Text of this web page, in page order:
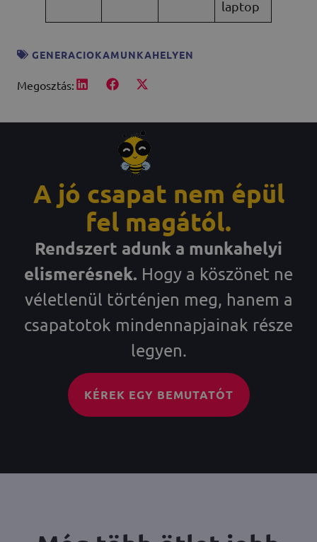
laptop
GENERACIOKAMUNKAHELYEN
Megosztás:
A jó csapat nem épül
fel magától.
Rendszert adunk a munkahelyi
elismerésnek. Hogy a köszönet ne
véletlenül történjen meg, hanem a
csapatotok mindennapjainak része
legyen.
KÉREK EGY BEMUTATÓT